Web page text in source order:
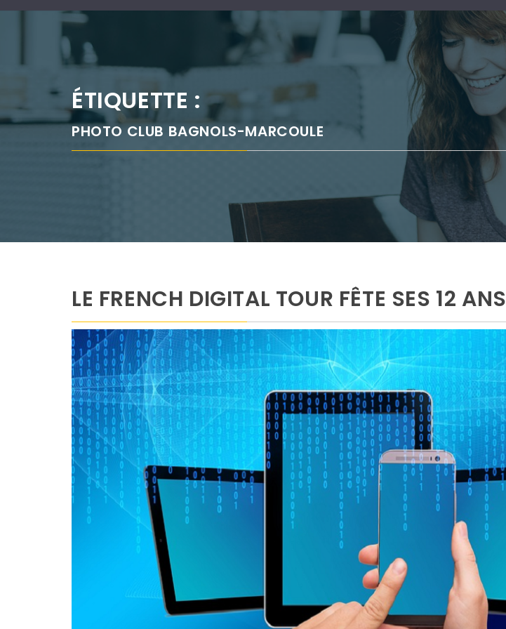
ÉTIQUETTE :
PHOTO CLUB BAGNOLS-MARCOULE
LE FRENCH DIGITAL TOUR FÊTE SES 12 ANS